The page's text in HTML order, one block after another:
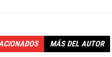
MÁS DEL AUTOR